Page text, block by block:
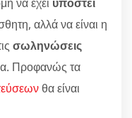
αλλά να είναι η
σωληνώσεις
Προφανώς τα
θα είναι